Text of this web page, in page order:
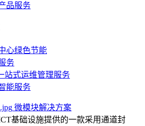
品服务
心绿色节能
务
站式运维管理服务
能服务
微模块解决方案
基础设施提供的一款采用通道封